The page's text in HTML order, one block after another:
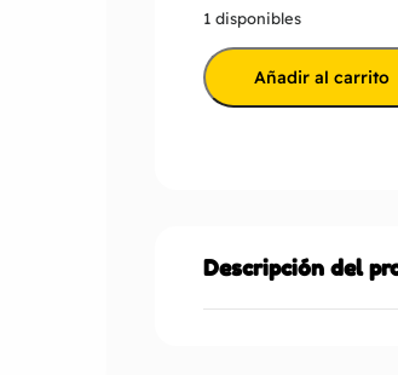
1 disponibles
Añadir al carrito
Descripción del